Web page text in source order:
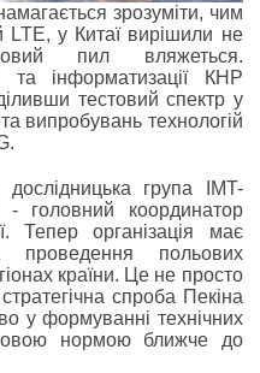
зрозуміти, чим
у Китаї вирішили не
пил вляжеться.
та інформатизації КНР
тестовий спектр у
випробувань технологій
група IMT-
головний координатор
Тепер організація має
проведення польових
країни. Це не просто
спроба Пекіна
у формуванні технічних
нормою ближче до